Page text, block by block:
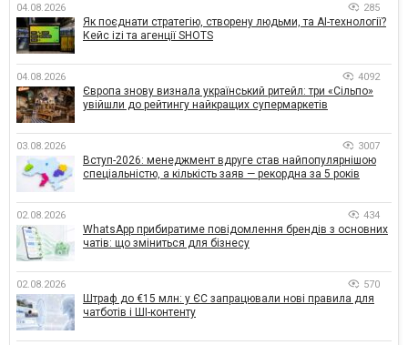
04.08.2026 285
Як поєднати стратегію, створену людьми, та AI-технології?
Кейс izi та агенції SHOTS
04.08.2026 4092
Європа знову визнала український ритейл: три «Сільпо»
увійшли до рейтингу найкращих супермаркетів
03.08.2026 3007
Вступ-2026: менеджмент вдруге став найпопулярнішою
спеціальністю, а кількість заяв — рекордна за 5 років
02.08.2026 434
WhatsApp прибиратиме повідомлення брендів з основних
чатів: що зміниться для бізнесу
02.08.2026 570
Штраф до €15 млн: у ЄС запрацювали нові правила для
чатботів і ШІ-контенту